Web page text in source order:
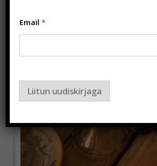
E
l
Email*
Liitun uudiskirjaga